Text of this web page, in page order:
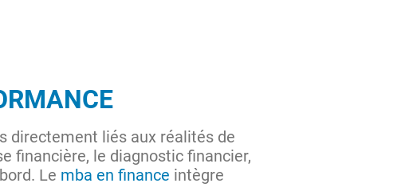
directement liés aux réalités de
financière, le diagnostic financier,
Le mba en finance intègre